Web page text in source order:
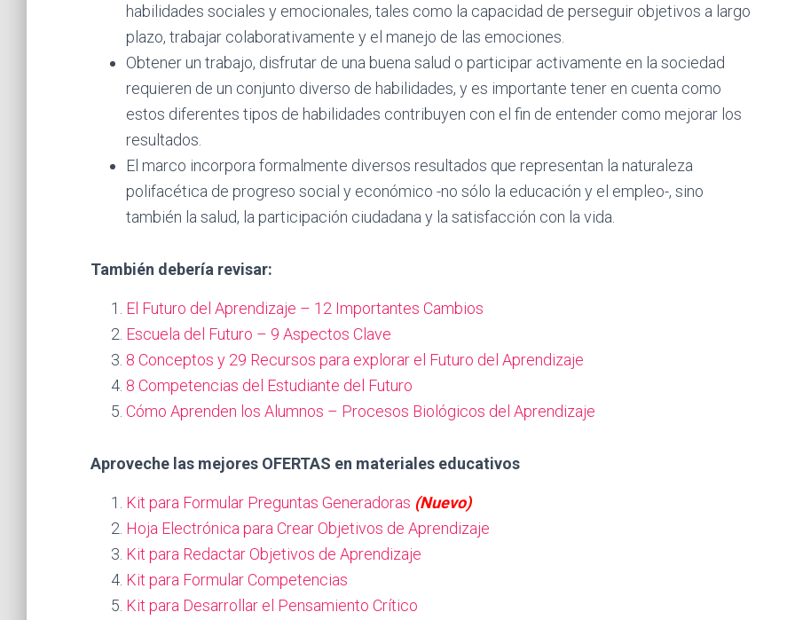
habilidades sociales y emocionales, tales como la capacidad de perseguir objetivos a largo
plazo, trabajar colaborativamente y el manejo de las emociones.
Obtener un trabajo, disfrutar de una buena salud o participar activamente en la sociedad
requieren de un conjunto diverso de habilidades, y es importante tener en cuenta como
estos diferentes tipos de habilidades contribuyen con el fin de entender como mejorar los
resultados.
El marco incorpora formalmente diversos resultados que representan la naturaleza
polifacética de progreso social y económico -no sólo la educación y el empleo-, sino
también la salud, la participación ciudadana y la satisfacción con la vida.
También debería revisar:
El Futuro del Aprendizaje – 12 Importantes Cambios
Escuela del Futuro – 9 Aspectos Clave
8 Conceptos y 29 Recursos para explorar el Futuro del Aprendizaje
8 Competencias del Estudiante del Futuro
Cómo Aprenden los Alumnos – Procesos Biológicos del Aprendizaje
Aproveche las mejores OFERTAS en materiales educativos
Kit para Formular Preguntas Generadoras (Nuevo)
Hoja Electrónica para Crear Objetivos de Aprendizaje
Kit para Redactar Objetivos de Aprendizaje
Kit para Formular Competencias
Kit para Desarrollar el Pensamiento Crítico